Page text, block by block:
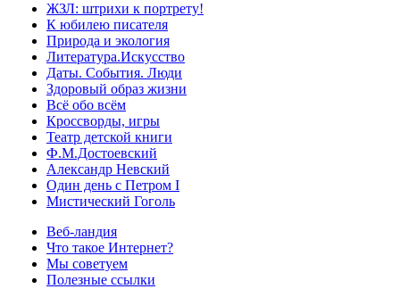
ЖЗЛ: штрихи к портрету!
К юбилею писателя
Природа и экология
Литература.Искусство
Даты. События. Люди
Здоровый образ жизни
Всё обо всём
Кроссворды, игры
Театр детской книги
Ф.М.Достоевский
Александр Невский
Один день с Петром I
Мистический Гоголь
Веб-ландия
Что такое Интернет?
Мы советуем
Полезные ссылки